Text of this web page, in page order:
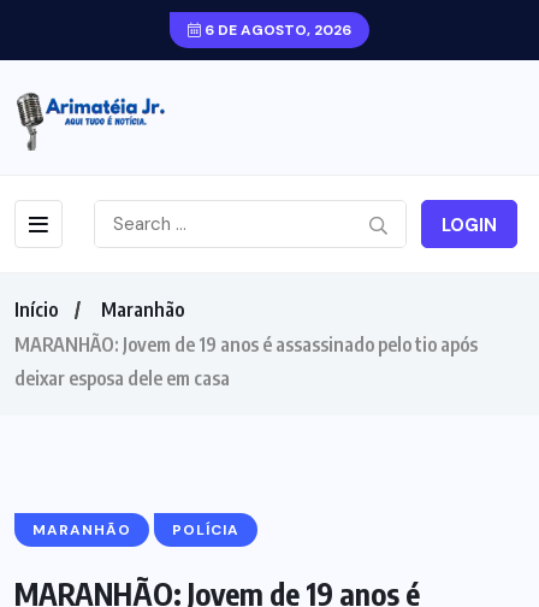
6 DE AGOSTO, 2026
LOGIN
Início
Maranhão
MARANHÃO: Jovem de 19 anos é assassinado pelo tio após
deixar esposa dele em casa
MARANHÃO POLÍCIA
MARANHÃO: Jovem de 19 anos é